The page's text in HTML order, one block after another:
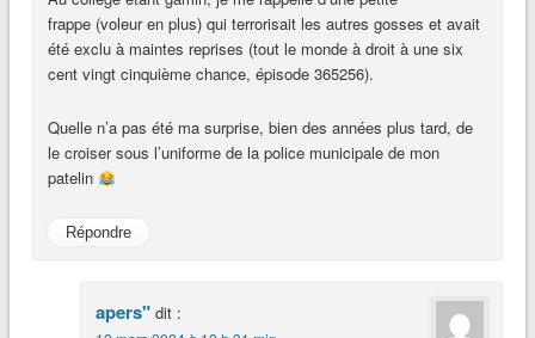
frappe (voleur en plus) qui terrorisait les autres gosses et avait
été exclu à maintes reprises (tout le monde à droit à une six
cent vingt cinquième chance, épisode 365256).
Quelle n’a pas été ma surprise, bien des années plus tard, de
le croiser sous l’uniforme de la police municipale de mon
patelin
Répondre
apers" dit :